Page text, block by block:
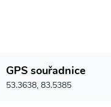
GPS souřadnice
53.3638, 83.5385